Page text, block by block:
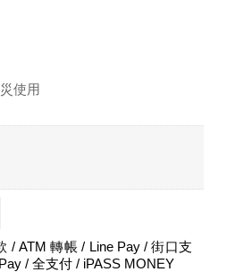
使用
/ ATM 轉帳 / Line Pay / 街口支
/ 全支付 / iPASS MONEY